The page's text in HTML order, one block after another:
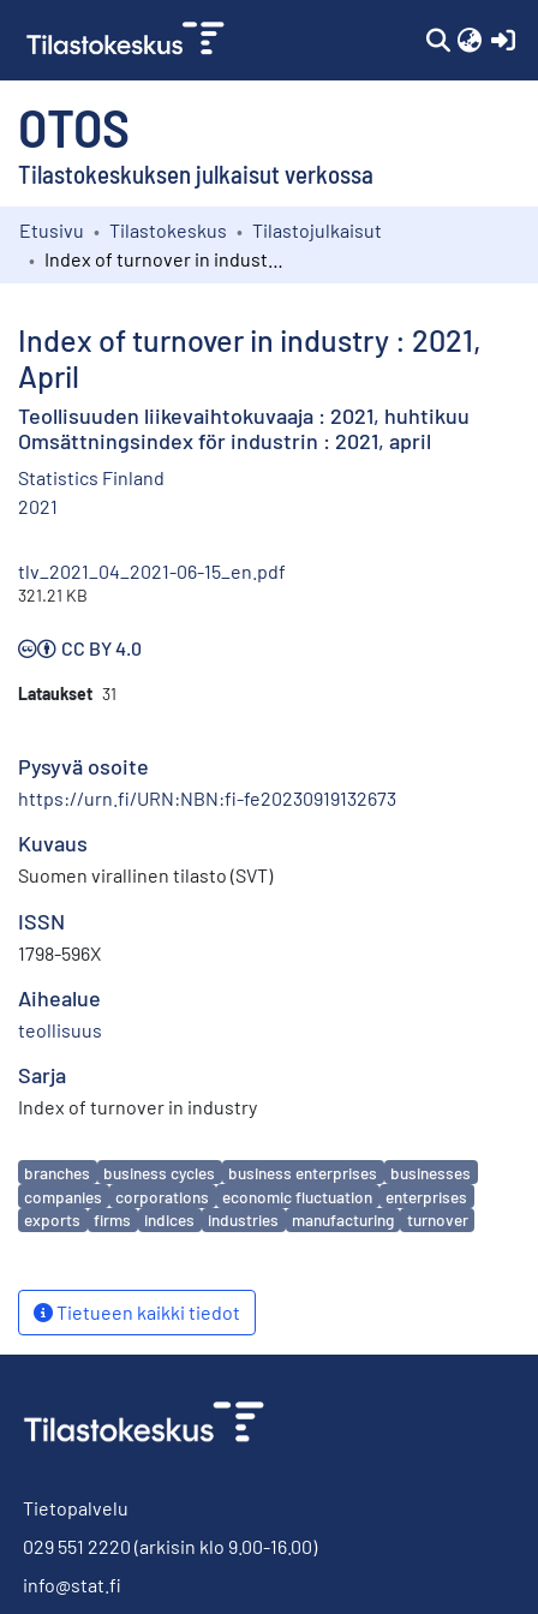
OTOS
Tilastokeskuksen julkaisut verkossa
Kokoelmat
Etusivu Tilastokeskus
Tilastojulkaisut
Index of turnover in industry : 2021,
April
Teollisuuden liikevaihtokuvaaja : 2021, huhtikuu
Omsättningsindex för industrin : 2021, april
Statistics Finland
2021
tlv_2021_04_2021-06-15_en.pdf
321.21 KB
CC BY 4.0
Lataukset 31
Pysyvä osoite
https://urn.fi/URN:NBN:fi-fe20230919132673
Kuvaus
Suomen virallinen tilasto (SVT)
ISSN
1798-596X
Aihealue
teollisuus
Sarja
Index of turnover in industry
Avainsanat
branches business cycles business enterprises
businesses
companies
corporations economic fluctuation
enterprises
exports
firms indices industries manufacturing turnover
Tietueen kaikki tiedot
Tietopalvelu
029 551 2220 (arkisin klo 9.00-16.00)
info@stat.fi